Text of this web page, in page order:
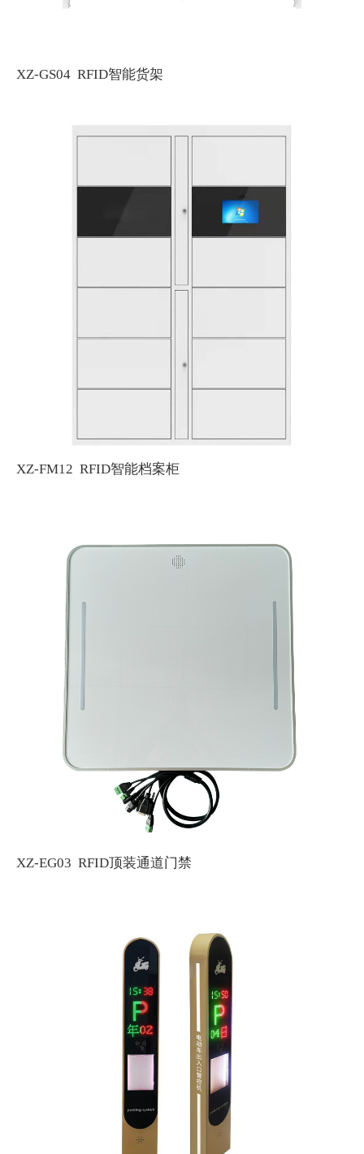
XZ-GS04 RFID智能货架
XZ-FM12 RFID智能档案柜
XZ-EG03 RFID顶装通道门禁